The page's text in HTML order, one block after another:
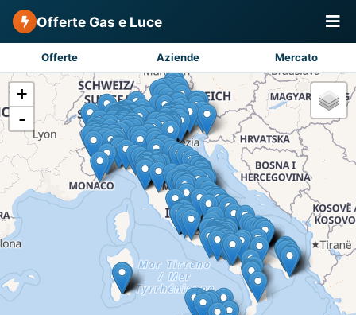
Offerte Gas e Luce
Offerte Aziende Mercato
+
-